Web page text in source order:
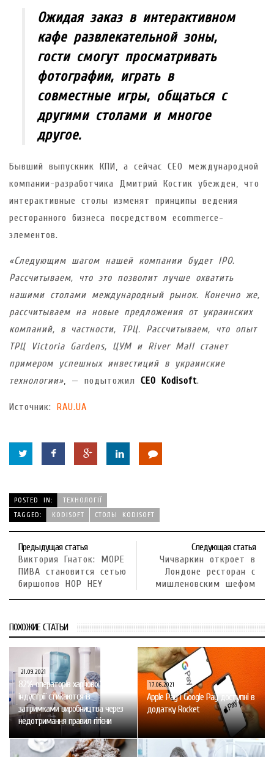
Ожидая заказ в интерактивном
кафе развлекательной зоны,
гости смогут просматривать
фотографии, играть в
совместные игры, общаться с
другими столами и многое
другое.
Бывший выпускник КПИ, а сейчас CEO международной
компании-разработчика Дмитрий Костик убежден, что
интерактивные столы изменят принципы ведения
ресторанного бизнеса посредством ecommerce-
элементов.
«Следующим шагом нашей компании будет IPO.
Рассчитываем, что это позволит лучше охватить
нашими столами международный рынок. Конечно же,
рассчитываем на новые предложения от украинских
компаний, в частности, ТРЦ. Рассчитываем, что опыт
ТРЦ Victoria Gardens, ЦУМ и River Mall станет
примером успешных инвестиций в украинские
технологии», — подытожил CEO Kodisoft.
Источник: RAU.UA
POSTED IN:
ТЕХНОЛОГІЇ
TAGGED:
KODISOFT СТОЛЫ KODISOFT
Предыдущая статья
Виктория Гнаток: МОРЕ
ПИВА становится сетью
биршопов HOP HEY
Следующая статья
Чичваркин откроет в
Лондоне ресторан с
мишленовским шефом
ПОХОЖИЕ СТАТЬИ
21.09.2021
82% операторів харчової
індустрії стикаются із
затримками виробництва через
недотримання правил гігієни
17.06.2021
Apple Pay і Google Pay доступні в
додатку Rocket